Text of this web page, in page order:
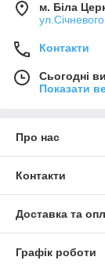
м. Біла
Контакти
Сьогодні
Показати
Про нас
Контакти
Доставка та
Графік роботи